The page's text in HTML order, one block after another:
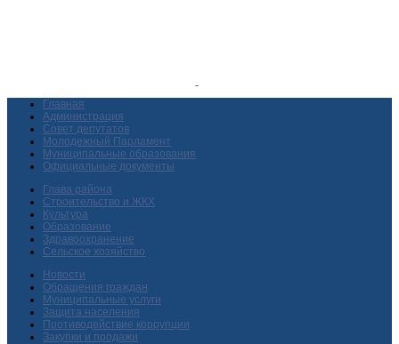
Главная
Администрация
Совет депутатов
Молодежный Парламент
Муниципальные образования
Официальные документы
Глава района
Строительство и ЖКХ
Культура
Образование
Здравоохранение
Сельское хозяйство
Новости
Обращения граждан
Муниципальные услуги
Защита населения
Противодействие коррупции
Закупки и продажи